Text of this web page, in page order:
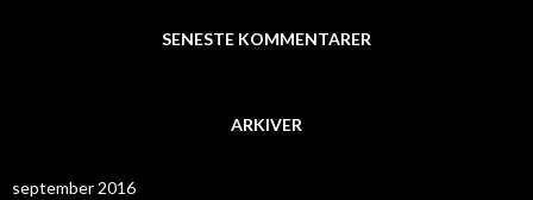
SENESTE KOMMENTARER
ARKIVER
september 2016